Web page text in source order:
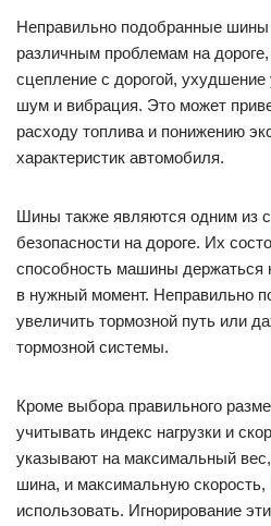
Неправильно подобранные шины
различным проблемам на
сцепление с дорогой,
шум и вибрация. Это может
расходу топлива и понижению
характеристик автомобиля.
Шины также являются одним из
безопасности на дороге. Их
способность машины держаться
в нужный момент. Неправильно
увеличить тормозной путь или
тормозной системы.
Кроме выбора правильного
учитывать индекс нагрузки и
указывают на максимальный
шина, и максимальную скорость,
использовать. Игнорирование